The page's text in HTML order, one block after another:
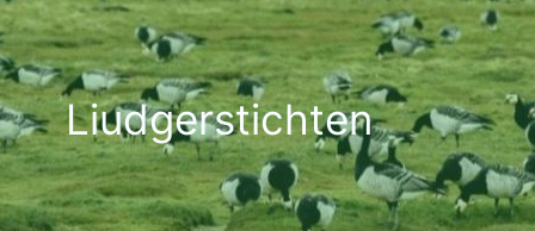
Ga
naar
de
inhoudLiudgerstichten